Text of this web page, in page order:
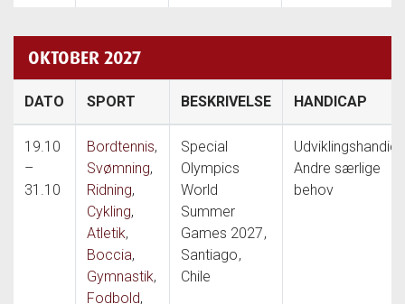
OKTOBER 2027
DATO SPORT BESKRIVELSE HANDICAP
19.10
–
31.10
Bordtennis,
Svømning,
Ridning,
Cykling,
Atletik,
Boccia,
Gymnastik,
Fodbold,
Special
Olympics
World
Summer
Games 2027,
Santiago,
Chile
Andre særlige
behov